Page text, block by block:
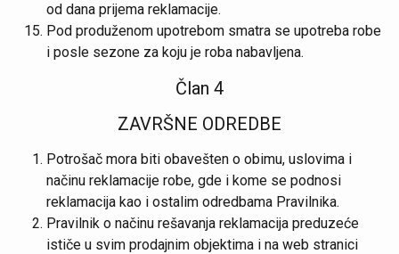
od dana prijema reklamacije.
Pod produženom upotrebom smatra se upotreba robe
i posle sezone za koju je roba nabavljena.
Član 4
ZAVRŠNE ODREDBE
Potrošač mora biti obavešten o obimu, uslovima i
načinu reklamacije robe, gde i kome se podnosi
reklamacija kao i ostalim odredbama Pravilnika.
Pravilnik o načinu rešavanja reklamacija preduzeće
ističe u svim prodajnim objektima i na web stranici